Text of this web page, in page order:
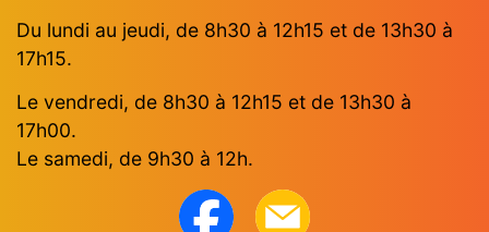
Du lundi au jeudi, de 8h30 à 12h15 et de 13h30 à
17h15.
Le vendredi, de 8h30 à 12h15 et de 13h30 à
17h00.
Le samedi, de 9h30 à 12h.